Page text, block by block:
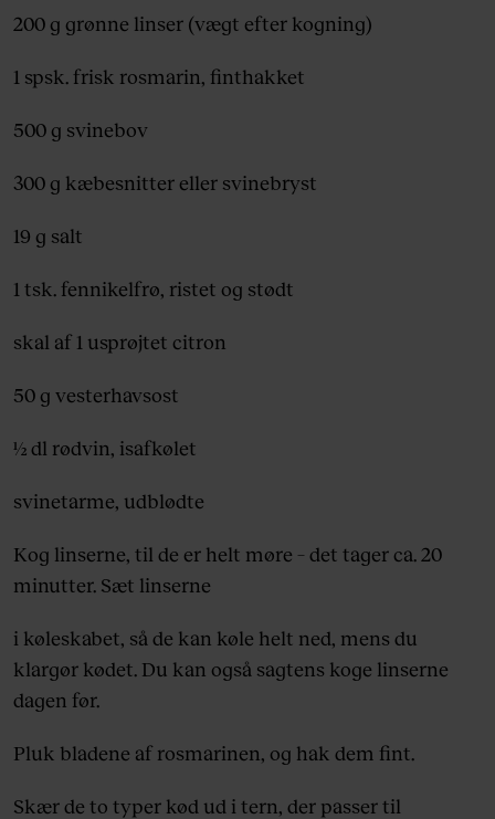
200 g grønne linser (vægt efter kogning)
1 spsk. frisk rosmarin, finthakket
500 g svinebov
300 g kæbesnitter eller svinebryst
19 g salt
1 tsk. fennikelfrø, ristet og stødt
skal af 1 usprøjtet citron
50 g vesterhavsost
½ dl rødvin, isafkølet
svinetarme, udblødte
Kog linserne, til de er helt møre – det tager ca. 20
minutter. Sæt linserne
i køleskabet, så de kan køle helt ned, mens du
klargør kødet. Du kan også sagtens koge linserne
dagen før.
Pluk bladene af rosmarinen, og hak dem fint.
Skær de to typer kød ud i tern, der passer til